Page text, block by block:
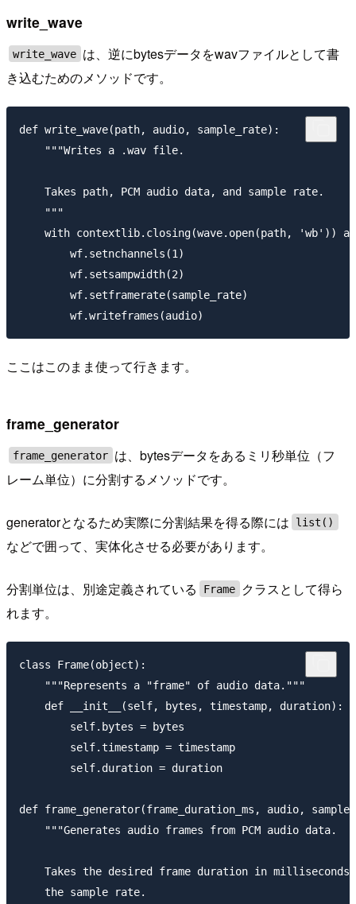
write_wave
write_wave は、逆にbytesデータをwavファイルとして書
き込むためのメソッドです。
def write_wave(path, audio, sample_rate):
    """Writes a .wav file.
    Takes path, PCM audio data, and sample rate.
    """
with contextlib.closing(wave.open(path, 'wb'))
        wf.setnchannels(1)
        wf.setsampwidth(2)
        wf.setframerate(sample_rate)
ここはこのまま使って行きます。
frame_generator
frame_generator は、bytesデータをあるミリ秒単位（フ
レーム単位）に分割するメソッドです。
generatorとなるため実際に分割結果を得る際には list()
などで囲って、実体化させる必要があります。
分割単位は、別途定義されている Frame
クラスとして得ら
れます。
class Frame(object):
    """Represents a "frame" of audio data."""
    def __init__(self, bytes, timestamp, duration):
        self.bytes = bytes
        self.timestamp = timestamp
        self.duration = duration
def frame_generator(frame_duration_ms, audio,
    """Generates audio frames from PCM audio data.
Takes the desired frame duration in
    the sample rate.